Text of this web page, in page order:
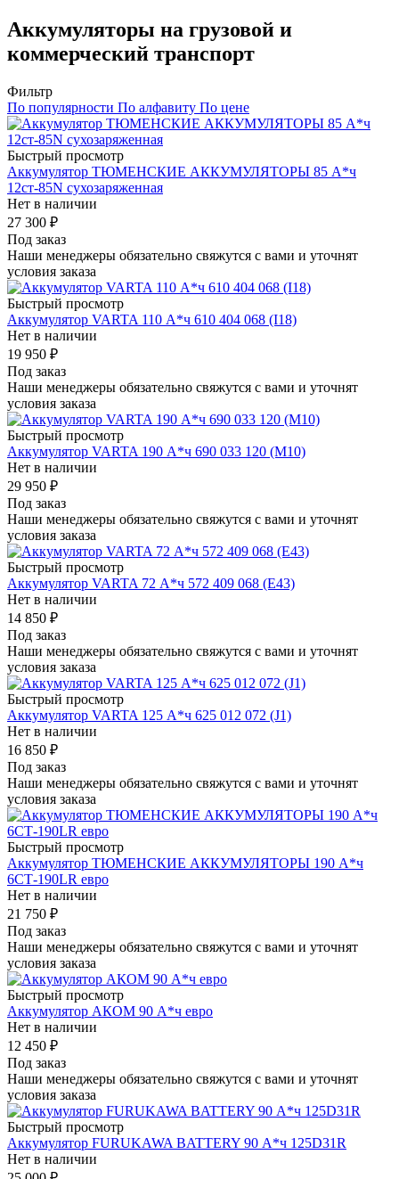
Аккумуляторы на грузовой и
коммерческий транспорт
Фильтр
По популярности По алфавиту По цене
Быстрый просмотр
Аккумулятор ТЮМЕНСКИЕ АККУМУЛЯТОРЫ 85 А*ч
12ст-85N сухозаряженная
Нет в наличии
27 300 ₽
Под заказ
Наши менеджеры обязательно свяжутся с вами и уточнят
условия заказа
Быстрый просмотр
Аккумулятор VARTA 110 А*ч 610 404 068 (I18)
Нет в наличии
19 950 ₽
Под заказ
Наши менеджеры обязательно свяжутся с вами и уточнят
условия заказа
Быстрый просмотр
Аккумулятор VARTA 190 А*ч 690 033 120 (M10)
Нет в наличии
29 950 ₽
Под заказ
Наши менеджеры обязательно свяжутся с вами и уточнят
условия заказа
Быстрый просмотр
Аккумулятор VARTA 72 А*ч 572 409 068 (E43)
Нет в наличии
14 850 ₽
Под заказ
Наши менеджеры обязательно свяжутся с вами и уточнят
условия заказа
Быстрый просмотр
Аккумулятор VARTA 125 А*ч 625 012 072 (J1)
Нет в наличии
16 850 ₽
Под заказ
Наши менеджеры обязательно свяжутся с вами и уточнят
условия заказа
Быстрый просмотр
Аккумулятор ТЮМЕНСКИЕ АККУМУЛЯТОРЫ 190 А*ч
6СТ-190LR евро
Нет в наличии
21 750 ₽
Под заказ
Наши менеджеры обязательно свяжутся с вами и уточнят
условия заказа
Быстрый просмотр
Аккумулятор АКОМ 90 А*ч евро
Нет в наличии
12 450 ₽
Под заказ
Наши менеджеры обязательно свяжутся с вами и уточнят
условия заказа
Быстрый просмотр
Аккумулятор FURUKAWA BATTERY 90 А*ч 125D31R
Нет в наличии